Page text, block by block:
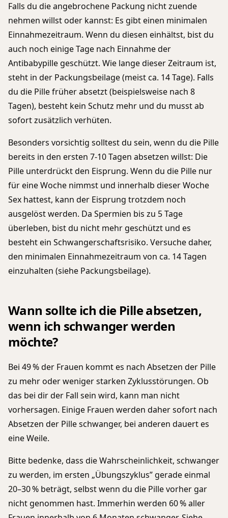
Falls du die angebrochene Packung nicht zuende
nehmen willst oder kannst: Es gibt einen minimalen
Einnahmezeitraum. Wenn du diesen einhältst, bist du
auch noch einige Tage nach Einnahme der
Antibabypille geschützt. Wie lange dieser Zeitraum ist,
steht in der Packungsbeilage (meist ca. 14 Tage). Falls
du die Pille früher absetzt (beispielsweise nach 8
Tagen), besteht kein Schutz mehr und du musst ab
sofort zusätzlich verhüten.
Besonders vorsichtig solltest du sein, wenn du die Pille
bereits in den ersten 7-10 Tagen absetzen willst: Die
Pille unterdrückt den Eisprung. Wenn du die Pille nur
für eine Woche nimmst und innerhalb dieser Woche
Sex hattest, kann der Eisprung trotzdem noch
ausgelöst werden. Da Spermien bis zu 5 Tage
überleben, bist du nicht mehr geschützt und es
besteht ein Schwangerschaftsrisiko. Versuche daher,
den minimalen Einnahmezeitraum von ca. 14 Tagen
einzuhalten (siehe Packungsbeilage).
Wann sollte ich die Pille absetzen,
wenn ich schwanger werden
möchte?
Bei 49 % der Frauen kommt es nach Absetzen der Pille
zu mehr oder weniger starken Zyklusstörungen. Ob
das bei dir der Fall sein wird, kann man nicht
vorhersagen. Einige Frauen werden daher sofort nach
Absetzen der Pille schwanger, bei anderen dauert es
eine Weile.
Bitte bedenke, dass die Wahrscheinlichkeit, schwanger
zu werden, im ersten „Übungszyklus” gerade einmal
20–30 % beträgt, selbst wenn du die Pille vorher gar
nicht genommen hast. Immerhin werden 60 % aller